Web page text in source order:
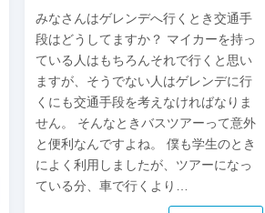
みなさんはゲレンデへ行くとき交通手
段はどうしてますか？ マイカーを持っ
ている人はもちろんそれで行くと思い
ますが、そうでない人はゲレンデに行
くにも交通手段を考えなければなりま
せん。 そんなときバスツアーって意外
と便利なんですよね。 僕も学生のとき
によく利用しましたが、ツアーになっ
ている分、車で行くより…